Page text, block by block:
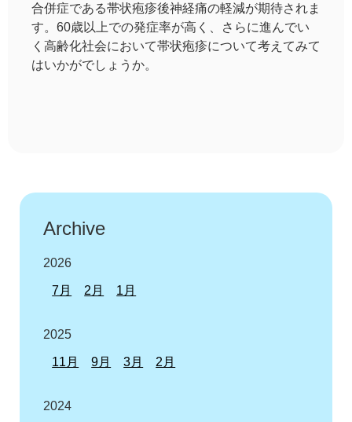
合併症である帯状疱疹後神経痛の軽減が期待されま
す。60歳以上での発症率が高く、さらに進んでい
く高齢化社会において帯状疱疹について考えてみて
はいかがでしょうか。
Archive
2026
7月 2月 1月
2025
11月 9月 3月 2月
2024